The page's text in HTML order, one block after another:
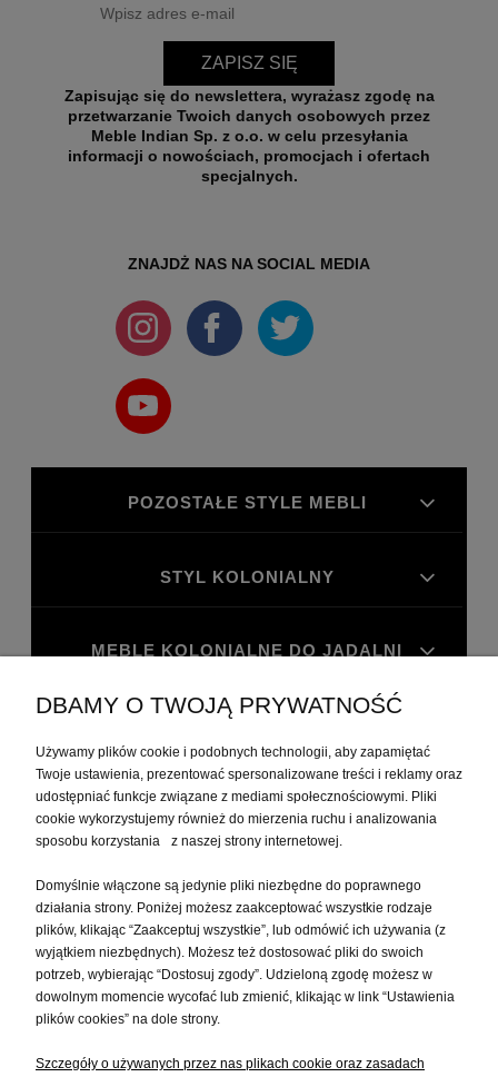
ZAPISZ SIĘ
Zapisując się do newslettera, wyrażasz zgodę na
przetwarzanie Twoich danych osobowych przez
Meble Indian Sp. z o.o. w celu przesyłania
informacji o nowościach, promocjach i ofertach
specjalnych.
ZNAJDŻ NAS NA SOCIAL MEDIA
POZOSTAŁE STYLE MEBLI
STYL KOLONIALNY
MEBLE KOLONIALNE DO JADALNI
MEBLE KOLONIALNE DO GABINETU
MOJE KONTO
INFORMACJE
O NAS
DBAMY O TWOJĄ PRYWATNOŚĆ
Używamy plików cookie i podobnych technologii, aby zapamiętać
Twoje ustawienia, prezentować spersonalizowane treści i reklamy oraz
udostępniać funkcje związane z mediami społecznościowymi. Pliki
cookie wykorzystujemy również do mierzenia ruchu i analizowania
sposobu korzystania z naszej strony internetowej.
Domyślnie włączone są jedynie pliki niezbędne do poprawnego
działania strony. Poniżej możesz zaakceptować wszystkie rodzaje
plików, klikając “Zaakceptuj wszystkie”, lub odmówić ich używania (z
wyjątkiem niezbędnych). Możesz też dostosować pliki do swoich
potrzeb, wybierając “Dostosuj zgody”. Udzieloną zgodę możesz w
dowolnym momencie wycofać lub zmienić, klikając w link “Ustawienia
plików cookies” na dole strony.
Szczegóły o używanych przez nas plikach cookie oraz zasadach